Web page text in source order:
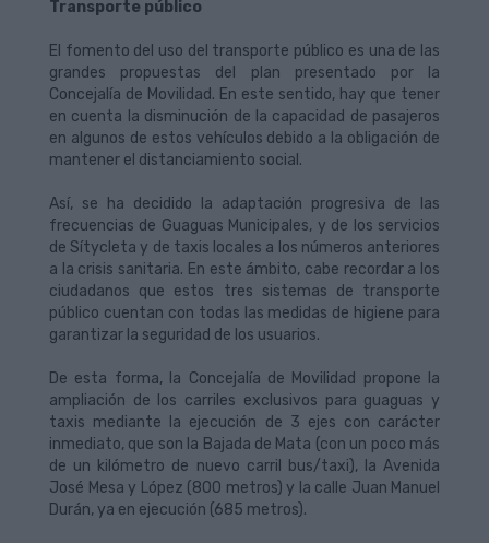
Transporte público
El fomento del uso del transporte público es una de las
grandes propuestas del plan presentado por la
Concejalía de Movilidad. En este sentido, hay que tener
en cuenta la disminución de la capacidad de pasajeros
en algunos de estos vehículos debido a la obligación de
mantener el distanciamiento social.
Así, se ha decidido la adaptación progresiva de las
frecuencias de Guaguas Municipales, y de los servicios
de Sítycleta y de taxis locales a los números anteriores
a la crisis sanitaria. En este ámbito, cabe recordar a los
ciudadanos que estos tres sistemas de transporte
público cuentan con todas las medidas de higiene para
garantizar la seguridad de los usuarios.
De esta forma, la Concejalía de Movilidad propone la
ampliación de los carriles exclusivos para guaguas y
taxis mediante la ejecución de 3 ejes con carácter
inmediato, que son la Bajada de Mata (con un poco más
de un kilómetro de nuevo carril bus/taxi), la Avenida
José Mesa y López (800 metros) y la calle Juan Manuel
Durán, ya en ejecución (685 metros).